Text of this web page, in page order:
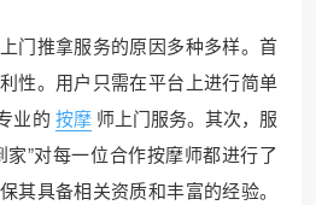
门推拿服务的原因多种多样。首
性。用户只需在平台上进行简单
业的 按摩 师上门服务。其次，服
”对每一位合作按摩师都进行了
其具备相关资质和丰富的经验。